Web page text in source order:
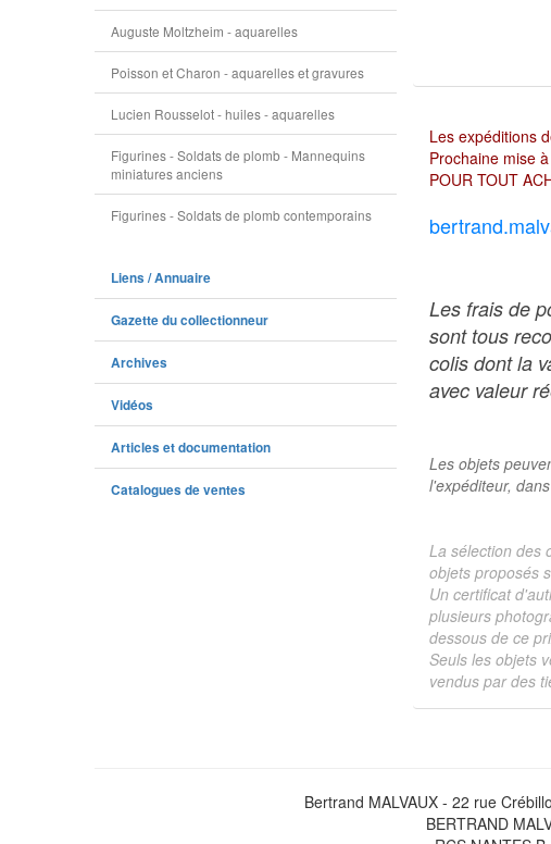
Auguste Moltzheim - aquarelles
Poisson et Charon - aquarelles et gravures
Lucien Rousselot - huiles - aquarelles
Figurines - Soldats de plomb - Mannequins
miniatures anciens
Figurines - Soldats de plomb contemporains
Liens / Annuaire
Gazette du collectionneur
Archives
Vidéos
Articles et documentation
Catalogues de ventes
Les expéditions
Prochaine mise
POUR TOUT
Les frais de
sont tous
colis dont la
avec valeur
Les objets
l'expéditeur,
La sélection des
objets proposés
Un certificat
plusieurs
dessous de ce
Seuls les objets
vendus par des
Bertrand MALVAUX - 22 rue
BERTRAND